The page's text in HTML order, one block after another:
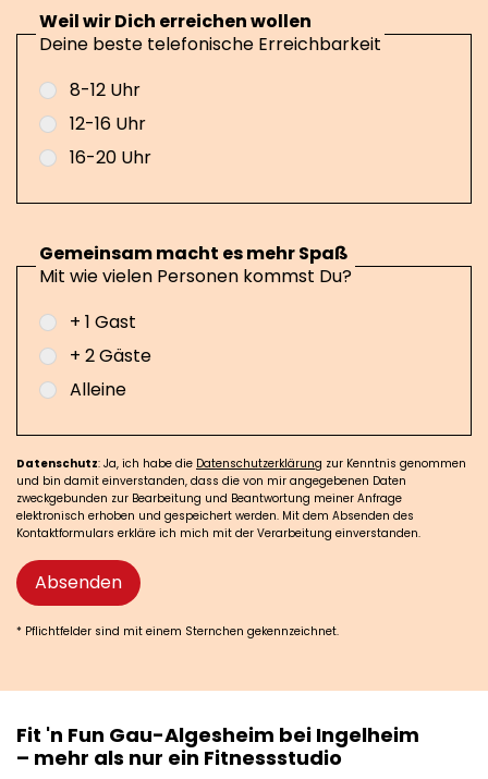
Weil wir Dich erreichen wollen
Deine beste telefonische Erreichbarkeit
8-12 Uhr
12-16 Uhr
16-20 Uhr
Gemeinsam macht es mehr Spaß
Mit wie vielen Personen kommst Du?
+ 1 Gast
+ 2 Gäste
Alleine
Datenschutz: Ja, ich habe die Datenschutzerklärung zur Kenntnis genommen
und bin damit einverstanden, dass die von mir angegebenen Daten
zweckgebunden zur Bearbeitung und Beantwortung meiner Anfrage
elektronisch erhoben und gespeichert werden. Mit dem Absenden des
Kontaktformulars erkläre ich mich mit der Verarbeitung einverstanden.
Absenden
* Pflichtfelder sind mit einem Sternchen gekennzeichnet.
Fit 'n Fun Gau-Algesheim bei Ingelheim
– mehr als nur ein Fitnessstudio